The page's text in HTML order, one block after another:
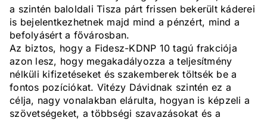
a szintén baloldali Tisza párt frissen bekerült káderei
is bejelentkezhetnek majd mind a pénzért, mind a
befolyásért a fővárosban.
Az biztos, hogy a Fidesz-KDNP 10 tagú frakciója
azon lesz, hogy megakadályozza a teljesítmény
nélküli kifizetéseket és szakemberek töltsék be a
fontos pozíciókat. Vitézy Dávidnak szintén ez a
célja, nagy vonalakban elárulta, hogyan is képzeli a
szövetségeket, a többségi szavazásokat és a